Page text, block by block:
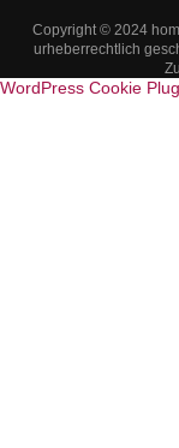
Copyright © 2024
urheberrechtlich
WordPress Cookie